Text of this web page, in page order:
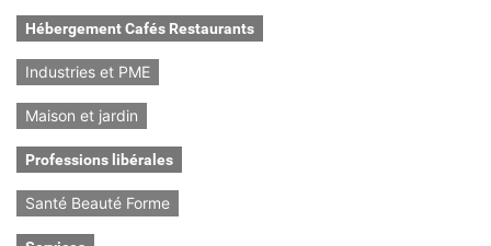
Hébergement Cafés Restaurants
Industries et PME
Maison et jardin
Professions libérales
Santé Beauté Forme